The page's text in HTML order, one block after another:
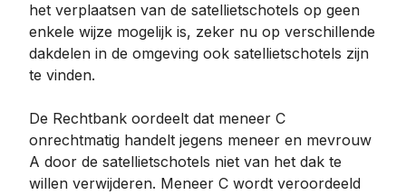
het verplaatsen van de satellietschotels op geen
enkele wijze mogelijk is, zeker nu op verschillende
dakdelen in de omgeving ook satellietschotels zijn
te vinden.
De Rechtbank oordeelt dat meneer C
onrechtmatig handelt jegens meneer en mevrouw
A door de satellietschotels niet van het dak te
willen verwijderen. Meneer C wordt veroordeeld